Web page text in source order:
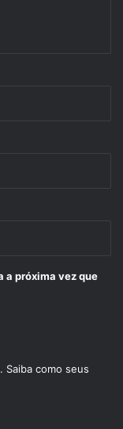
a próxima vez que
Saiba como seus